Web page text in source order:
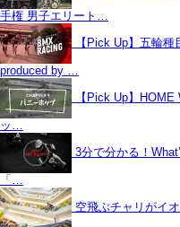
手権 男子エリート…
【Pick Up】五輪
produced by …
【Pick Up】
ッ…
3分で分かる！
「…
空飛ぶチャリがイ